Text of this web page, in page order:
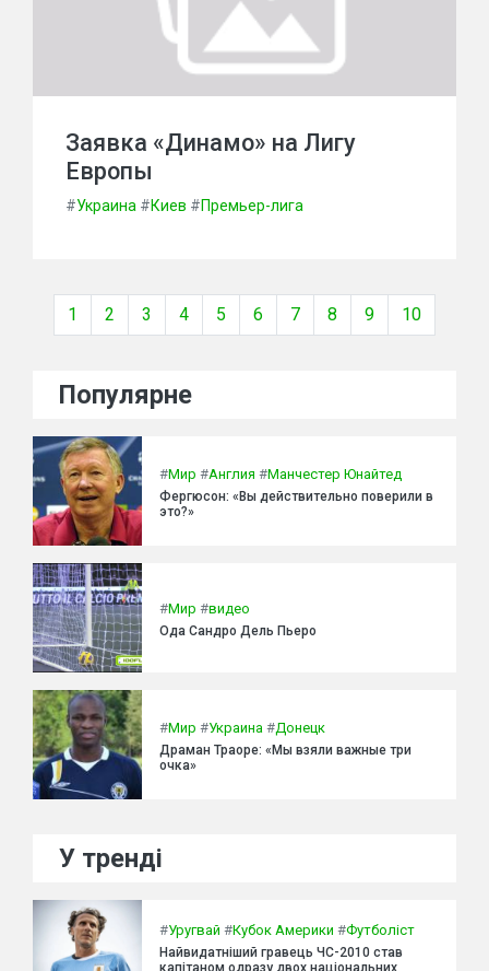
Заявка «Динамо» на Лигу
Европы
#Украина #Киев #Премьер-лига
1 2 3 4 5 6 7 8 9 10
Популярне
#Мир #Англия #Манчестер Юнайтед
Фергюсон: «Вы действительно поверили в
это?»
#Мир #видео
Ода Сандро Дель Пьеро
#Мир #Украина #Донецк
Драман Траоре: «Мы взяли важные три
очка»
У тренді
#Уругвай #Кубок Америки #Футболіст
Найвидатніший гравець ЧС-2010 став
капітаном одразу двох національних